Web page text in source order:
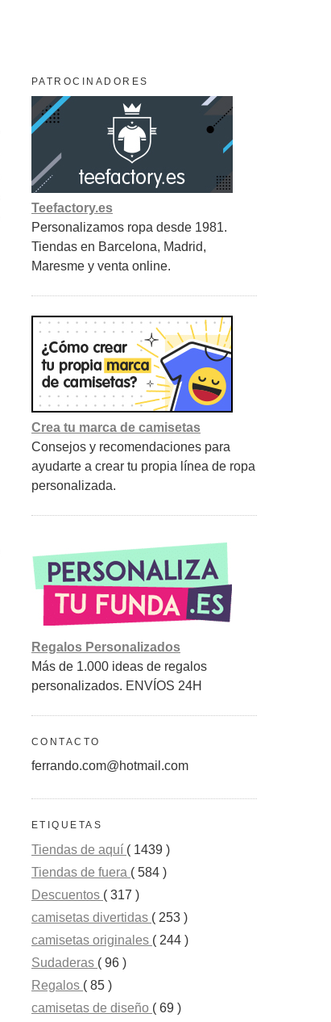
PATROCINADORES
Teefactory.es
Personalizamos ropa desde 1981.
Tiendas en Barcelona, Madrid,
Maresme y venta online.
Crea tu marca de camisetas
Consejos y recomendaciones para
ayudarte a crear tu propia línea de ropa
personalizada.
Regalos Personalizados
Más de 1.000 ideas de regalos
personalizados. ENVÍOS 24H
CONTACTO
ferrando.com@hotmail.com
ETIQUETAS
Tiendas de aquí ( 1439 )
Tiendas de fuera ( 584 )
Descuentos ( 317 )
camisetas divertidas ( 253 )
camisetas originales ( 244 )
Sudaderas ( 96 )
Regalos ( 85 )
camisetas de diseño ( 69 )